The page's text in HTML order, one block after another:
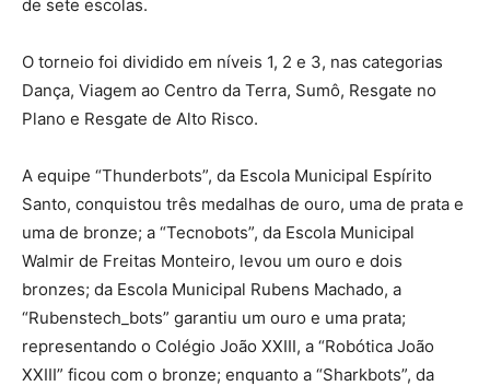
de sete escolas.
O torneio foi dividido em níveis 1, 2 e 3, nas categorias
Dança, Viagem ao Centro da Terra, Sumô, Resgate no
Plano e Resgate de Alto Risco.
A equipe “Thunderbots”, da Escola Municipal Espírito
Santo, conquistou três medalhas de ouro, uma de prata e
uma de bronze; a “Tecnobots”, da Escola Municipal
Walmir de Freitas Monteiro, levou um ouro e dois
bronzes; da Escola Municipal Rubens Machado, a
“Rubenstech_bots” garantiu um ouro e uma prata;
representando o Colégio João XXIII, a “Robótica João
XXIII” ficou com o bronze; enquanto a “Sharkbots”, da